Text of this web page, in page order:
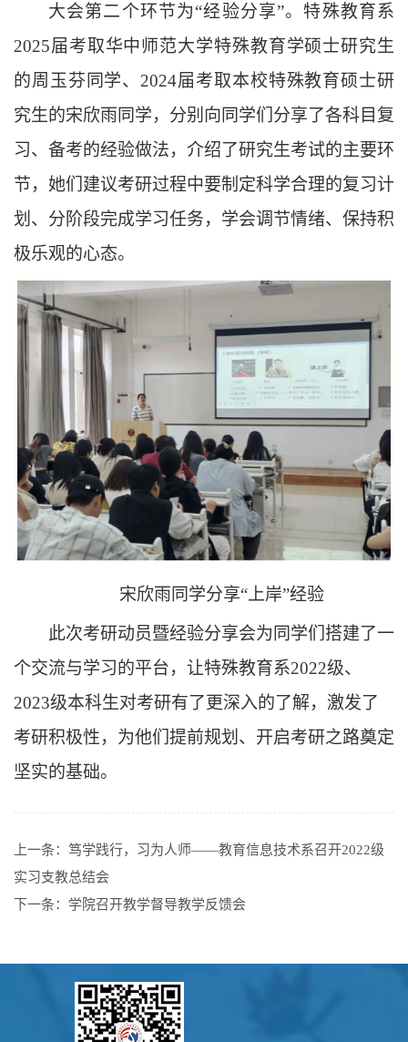
大会第二个环节为“经验分享”。特殊教育系
2025届考取华中师范大学特殊教育学硕士研究生
的周玉芬同学、2024届考取本校特殊教育硕士研
究生的宋欣雨同学，分别向同学们分享了各科目复
习、备考的经验做法，介绍了研究生考试的主要环
节，她们建议考研过程中要制定科学合理的复习计
划、分阶段完成学习任务，学会调节情绪、保持积
极乐观的心态。
宋欣雨同学分享“上岸”经验
此次考研动员暨经验分享会为同学们搭建了一
个交流与学习的平台，让特殊教育系2022级、
2023级本科生对考研有了更深入的了解，激发了
考研积极性，为他们提前规划、开启考研之路奠定
坚实的基础。
上一条： 笃学践行，习为人师——教育信息技术系召开2022级
实习支教总结会
下一条： 学院召开教学督导教学反馈会